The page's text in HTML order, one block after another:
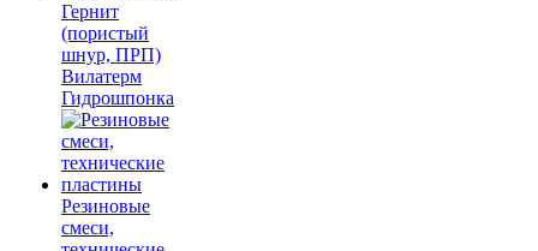
Гернит
(пористый
шнур, ПРП)
Вилатерм
Гидрошпонка
Резиновые
смеси,